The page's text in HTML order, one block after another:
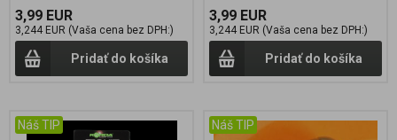
3,99 EUR
3,244 EUR (Vaša cena bez DPH:)
Pridať do košíka
3,99 EUR
3,244 EUR (Vaša cena bez DPH:)
Pridať do košíka
Náš TIP Náš TIP